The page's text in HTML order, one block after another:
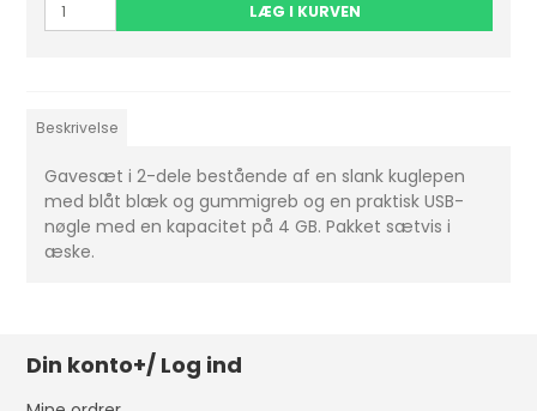
LÆG I KURVEN
Beskrivelse
Gavesæt i 2-dele bestående af en slank kuglepen
med blåt blæk og gummigreb og en praktisk USB-
nøgle med en kapacitet på 4 GB. Pakket sætvis i
æske.
Din konto+/ Log ind